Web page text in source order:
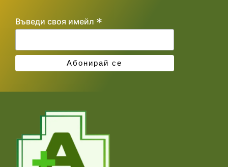
Въведи своя имейл *